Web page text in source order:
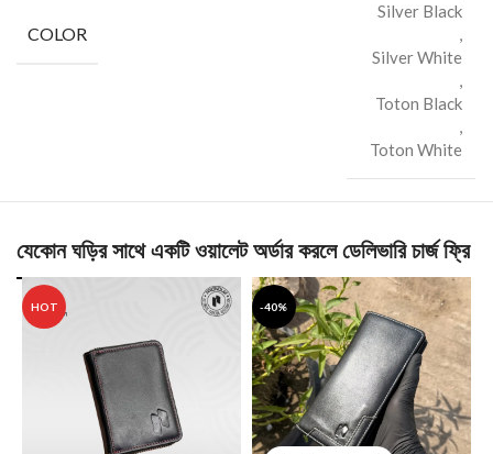
COLOR
Silver Black
,
Silver White
,
Toton Black
,
Toton White
যেকোন ঘড়ির সাথে একটি ওয়ালেট অর্ডার করলে ডেলিভারি চার্জ ফ্রি
HOT -40%